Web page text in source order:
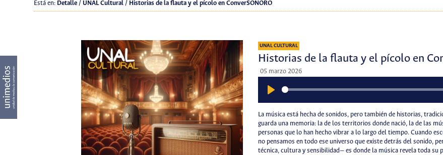
Está en: Detalle / UNAL Cultural / Historias de la flauta y el pícolo en ConverSONORO
UNAL CULTURAL
Historias de la flauta y el pícolo en
05 marzo 2026
La música está hecha de sonidos, pero también de historias,
guarda una memoria: la de los territorios donde nació, la de las
personas que lo han hecho vibrar a lo largo del tiempo. Cuando
no pensamos en todo ese universo que existe detrás del sonido,
técnica, cultura y sensibilidad— es donde la música revela toda su